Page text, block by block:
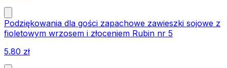
Podziękowania dla gości zapachowe zawieszki sojowe z
fioletowym wrzosem i złoceniem Rubin nr 5
5.80 zł